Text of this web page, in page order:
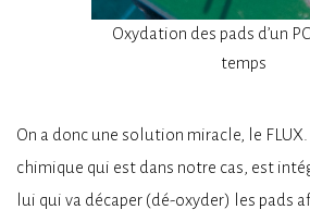
Oxydation des pads d’un
temps
On a donc une solution miracle, le FLUX.
chimique qui est dans notre cas, est
lui qui va décaper (dé-oxyder) les pads